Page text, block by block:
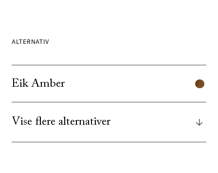
ALTERNATIV
Eik Amber
Vise flere alternativer